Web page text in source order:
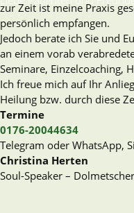
zur Zeit ist meine Praxis
persönlich empfangen.
Jedoch berate ich Sie und
an einem vorab
Seminare, Einzelcoaching,
Ich freue mich auf Ihr
Heilung bzw. durch diese
Termine
0176-20044634
Telegram oder WhatsApp,
Christina Herten
Soul-Speaker –